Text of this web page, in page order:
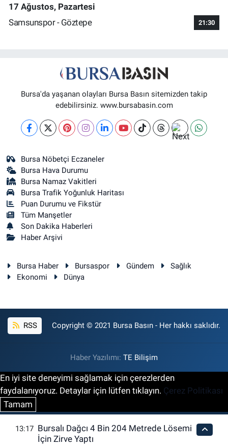
17 Ağustos, Pazartesi
Samsunspor - Göztepe
21:30
Bursa'da yaşanan olayları Bursa Basın sitemizden takip
edebilirsiniz. www.bursabasin.com
Bursa Nöbetçi Eczaneler
Bursa Hava Durumu
Bursa Namaz Vakitleri
Bursa Trafik Yoğunluk Haritası
Puan Durumu ve Fikstür
Tüm Manşetler
Son Dakika Haberleri
Haber Arşivi
Bursa Haber Bursaspor Gündem
Sağlık
Ekonomi
Dünya
RSS Copyright © 2021 Bursa Basın - Her hakkı saklıdır.
Haber Yazılımı: TE Bilişim
En iyi site deneyimi sağlamak için çerezlerden
faydalanıyoruz. Detaylar için lütfen tıklayın. Çerez Politikası
Tamam
13:17 Bursalı Dağcı 4 Bin 204 Metrede Lösemi
İçin Zirve Yaptı